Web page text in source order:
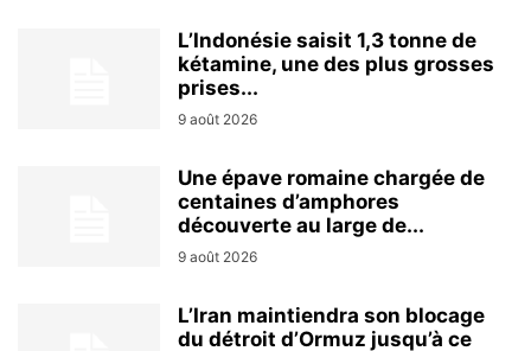
L’Indonésie saisit 1,3 tonne de
kétamine, une des plus grosses
prises...
9 août 2026
Une épave romaine chargée de
centaines d’amphores
découverte au large de...
9 août 2026
L’Iran maintiendra son blocage
du détroit d’Ormuz jusqu’à ce